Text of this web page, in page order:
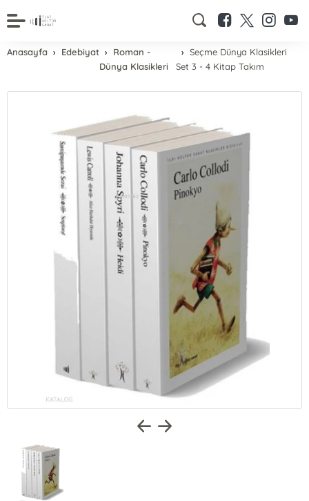
Anasayfa Edebiyat
Roman -
Dünya Klasikleri
Seçme Dünya Klasikleri
Set 3 - 4 Kitap Takım